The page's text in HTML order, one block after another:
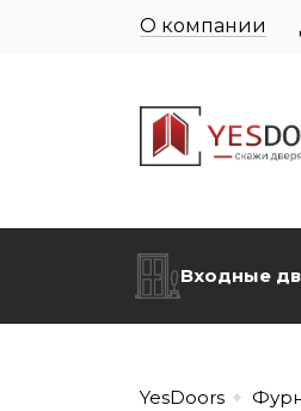
О компании
Входные
YesDoors